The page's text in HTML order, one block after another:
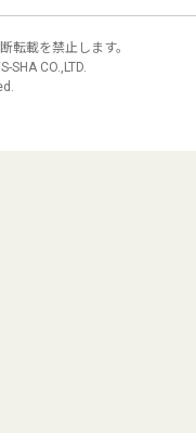
転載を禁止します。
SHA CO.,LTD.